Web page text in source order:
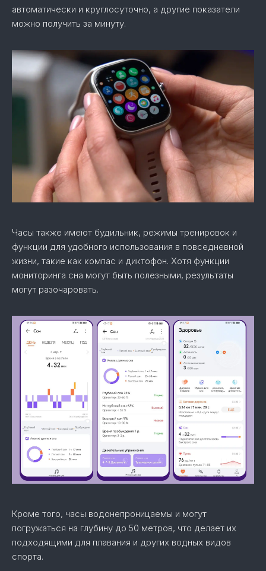
автоматически и круглосуточно, а другие показатели
можно получить за минуту.
Часы также имеют будильник, режимы тренировок и
функции для удобного использования в повседневной
жизни, такие как компас и диктофон. Хотя функции
мониторинга сна могут быть полезными, результаты
могут разочаровать.
Кроме того, часы водонепроницаемы и могут
погружаться на глубину до 50 метров, что делает их
подходящими для плавания и других водных видов
спорта.